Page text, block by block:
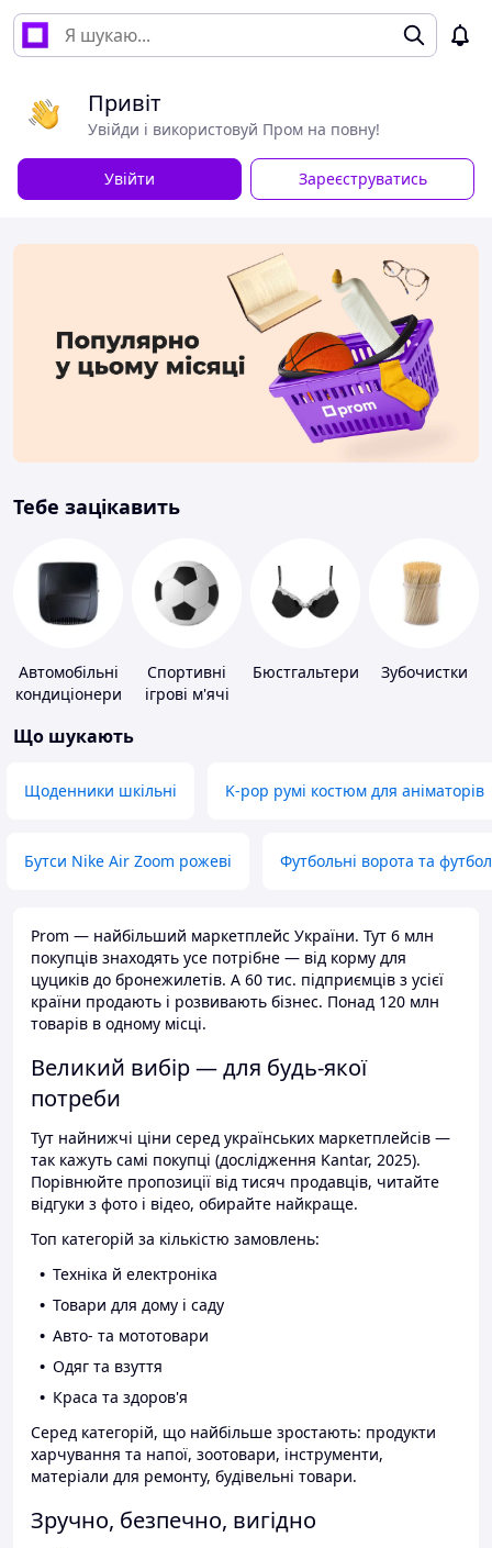
Привіт
Увійди і використовуй Пром на повну!
Увійти Зареєструватись
Тебе зацікавить
Автомобільні
кондиціонери
Спортивні
ігрові м'ячі
Бюстгальтери Зубочистки
Що шукають
Щоденники шкільні K-pop румі костюм для аніматорів
Бутси Nike Air Zoom рожеві Футбольні ворота та
Prom — найбільший маркетплейс України. Тут 6 млн
покупців знаходять усе потрібне — від корму для
цуциків до бронежилетів. А 60 тис. підприємців з усієї
країни продають і розвивають бізнес. Понад 120 млн
товарів в одному місці.
Великий вибір — для будь-якої
потреби
Тут найнижчі ціни серед українських маркетплейсів —
так кажуть самі покупці (дослідження Kantar, 2025).
Порівнюйте пропозиції від тисяч продавців, читайте
відгуки з фото і відео, обирайте найкраще.
Топ категорій за кількістю замовлень:
Техніка й електроніка
Товари для дому і саду
Авто- та мототовари
Одяг та взуття
Краса та здоров'я
Серед категорій, що найбільше зростають: продукти
харчування та напої, зоотовари, інструменти,
матеріали для ремонту, будівельні товари.
Зручно, безпечно, вигідно